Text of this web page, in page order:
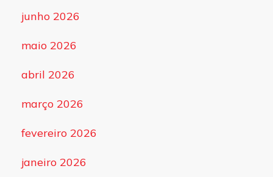
junho 2026
maio 2026
abril 2026
março 2026
fevereiro 2026
janeiro 2026